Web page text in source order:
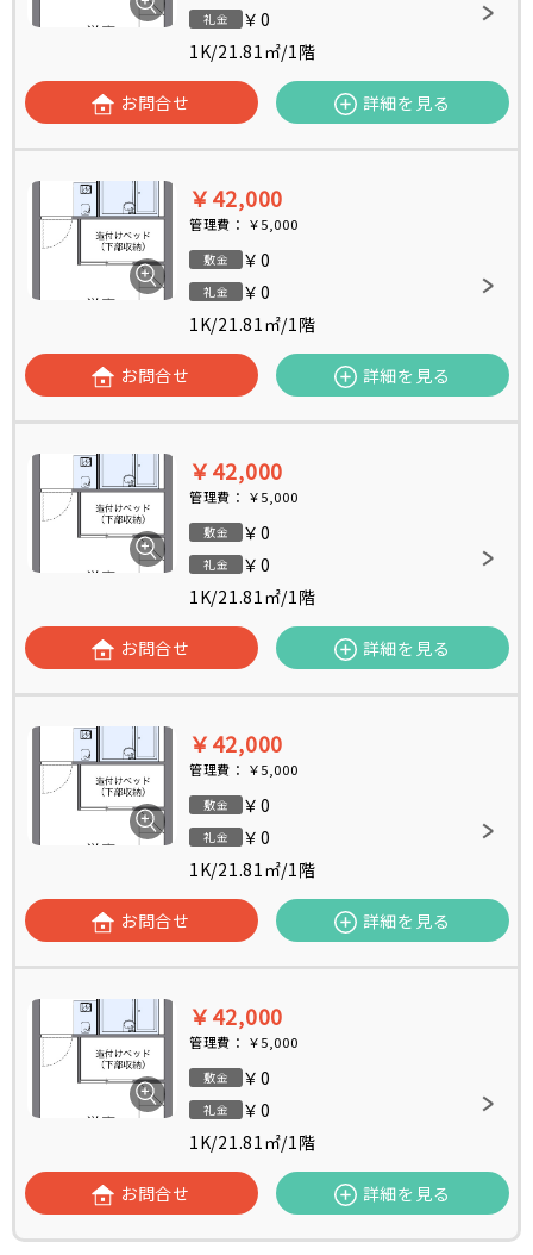
礼金
￥0
1K/21.81㎡/1階
お問合せ 詳細を見る
￥42,000
管理費： ￥5,000
敷金 ￥0
礼金
￥0
1K/21.81㎡/1階
お問合せ 詳細を見る
￥42,000
管理費： ￥5,000
敷金 ￥0
礼金
￥0
1K/21.81㎡/1階
お問合せ 詳細を見る
￥42,000
管理費： ￥5,000
敷金 ￥0
礼金
￥0
1K/21.81㎡/1階
お問合せ 詳細を見る
￥42,000
管理費： ￥5,000
敷金 ￥0
礼金
￥0
1K/21.81㎡/1階
お問合せ 詳細を見る